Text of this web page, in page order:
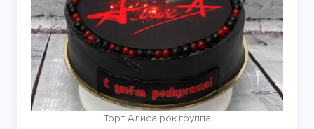
Торт Алиса рок группа